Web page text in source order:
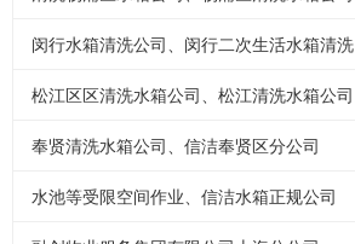
闵行水箱清洗公司、闵行二次生活水箱清洗
松江区区清洗水箱公司、松江清洗水箱公司
奉贤清洗水箱公司、信洁奉贤区分公司
水池等受限空间作业、信洁水箱正规公司